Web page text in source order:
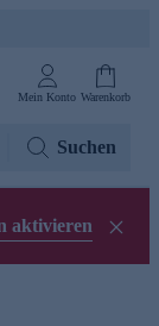
Mein Konto Warenkorb
Suchen
aktivieren